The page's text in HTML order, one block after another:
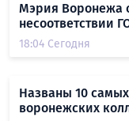
Мэрия Воронежа
несоответствии
18:04 Сегодня
Названы 10
воронежских